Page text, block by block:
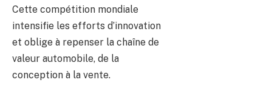
Cette compétition mondiale
intensifie les efforts d’innovation
et oblige à repenser la chaîne de
valeur automobile, de la
conception à la vente.